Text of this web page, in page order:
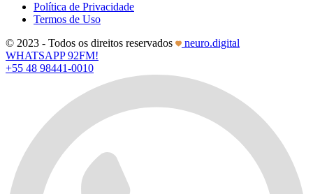
Política de Privacidade
Termos de Uso
© 2023 - Todos os direitos reservados
neuro.digital
WHATSAPP 92FM!
+55 48 98441-0010